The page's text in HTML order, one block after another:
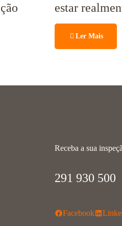
estar
Ler Mais
Receba a sua
291 930 500
Facebook